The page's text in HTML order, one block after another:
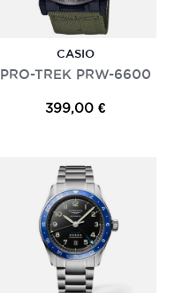
CASIO
PRO-TREK PRW-6600
399,00 €